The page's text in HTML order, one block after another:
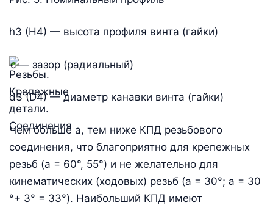
h3 (H4) — высота профиля винта (гайки)
c — зазор (радиальный)
d3 (D4) — диаметр канавки винта (гайки)
Чем больше a, тем ниже КПД резьбового
соединения, что благоприятно для крепежных
резьб (a = 60°, 55°) и не желательно для
кинематических (ходовых) резьб (a = 30°; a = 30
°+ 3° = 33°). Наибольший КПД имеют